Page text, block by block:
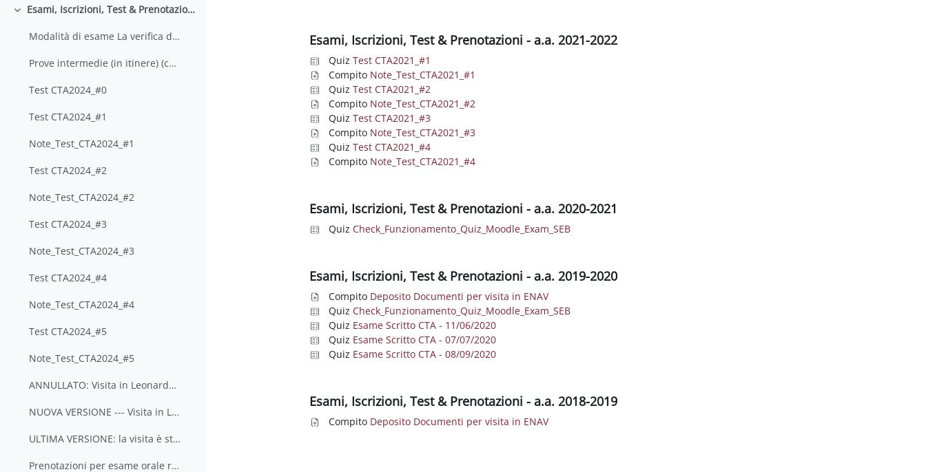
Minimizza Esami, Iscrizioni, Test & Prenotazioni - a.a. 2024-2025
Modalità di esame La verifica dell'apprendimento d...
Prove intermedie (in itinere) (copia) (copia) (copia)
Test CTA2024_#0
Test CTA2024_#1
Note_Test_CTA2024_#1
Test CTA2024_#2
Note_Test_CTA2024_#2
Test CTA2024_#3
Note_Test_CTA2024_#3
Test CTA2024_#4
Note_Test_CTA2024_#4
Test CTA2024_#5
Note_Test_CTA2024_#5
ANNULLATO: Visita in Leonardo - sezione Ingegneria Air Traffic Management
NUOVA VERSIONE --- Visita in Leonardo - sezione Ingegneria Air Traffic Management
ULTIMA VERSIONE: la visita è stata spostata e conf...
Prenotazioni per esame orale riservate a chi ha s... (copia) (copia) (copia)
Esami, Iscrizioni, Test & Prenotazioni - a.a. 2021-2022
QuizTest CTA2021_#1
Compito Note_Test_CTA2021_#1
QuizTest CTA2021_#2
Compito Note_Test_CTA2021_#2
QuizTest CTA2021_#3
Compito Note_Test_CTA2021_#3
QuizTest CTA2021_#4
Compito Note_Test_CTA2021_#4
Esami, Iscrizioni, Test & Prenotazioni - a.a. 2020-2021
QuizCheck_Funzionamento_Quiz_Moodle_Exam_SEB
Esami, Iscrizioni, Test & Prenotazioni - a.a. 2019-2020
Compito Deposito Documenti per visita in ENAV
QuizCheck_Funzionamento_Quiz_Moodle_Exam_SEB
Quiz Esame Scritto CTA - 11/06/2020
Quiz Esame Scritto CTA - 07/07/2020
Quiz Esame Scritto CTA - 08/09/2020
Esami, Iscrizioni, Test & Prenotazioni - a.a. 2018-2019
Compito Deposito Documenti per visita in ENAV